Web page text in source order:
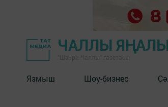
ЧАЛЛЫ
Язмыш Шоу-бизнес